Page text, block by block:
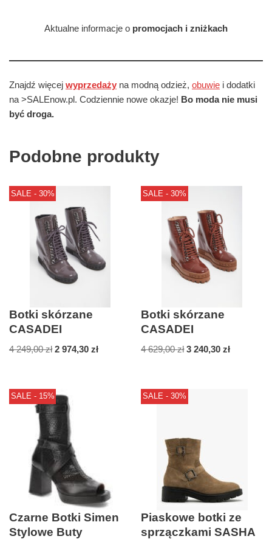
Aktualne informacje o promocjach i zniżkach
Znajdź więcej wyprzedaży na modną odzież, obuwie i dodatki
na >SALEnow.pl. Codziennie nowe okazje! Bo moda nie musi
być droga.
Podobne produkty
SALE - 30%
Botki skórzane
CASADEI
4 249,00zł 2 974,30 zł
SALE - 30%
Botki skórzane
CASADEI
4 629,00zł 3 240,30zł
SALE - 15%
Czarne Botki Simen
Stylowe Buty
SALE - 30%
Piaskowe botki ze
sprzączkami SASHA